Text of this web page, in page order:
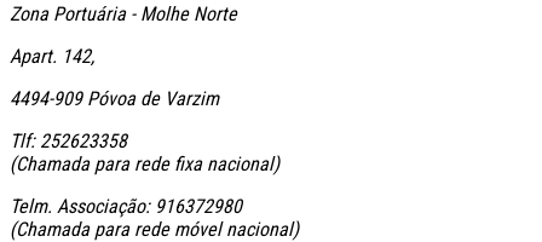
Zona Portuária - Molhe Norte
Apart. 142,
4494-909 Póvoa de Varzim
Tlf: 252623358
(Chamada para rede fixa nacional)
Telm. Associação: 916372980
(Chamada para rede móvel nacional)